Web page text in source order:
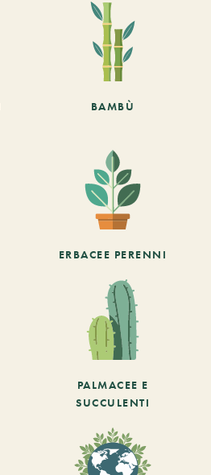
BAMBÙ
ERBACEE PERENNI
PALMACEE E
SUCCULENTI